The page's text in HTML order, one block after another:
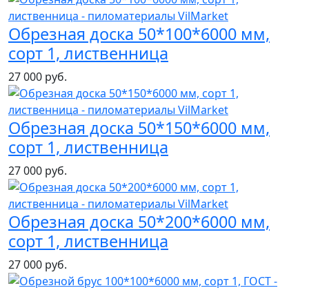
Обрезная доска 50*100*6000 мм,
сорт 1, лиственница
27 000 руб.
Обрезная доска 50*150*6000 мм,
сорт 1, лиственница
27 000 руб.
Обрезная доска 50*200*6000 мм,
сорт 1, лиственница
27 000 руб.